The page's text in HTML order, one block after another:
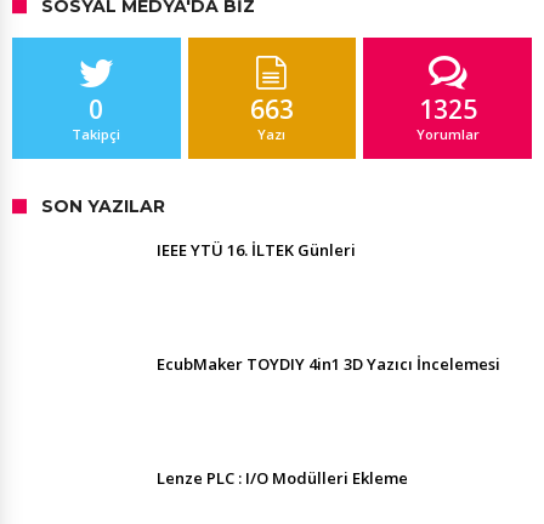
SOSYAL MEDYA'DA BIZ
0
Takipçi
663
Yazı
1325
Yorumlar
SON YAZILAR
IEEE YTÜ 16. İLTEK Günleri
EcubMaker TOYDIY 4in1 3D Yazıcı İncelemesi
Lenze PLC : I/O Modülleri Ekleme